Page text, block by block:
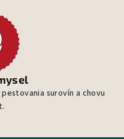
surovín a chovu